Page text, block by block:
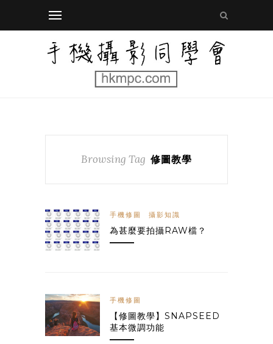
Browsing Tag 修圖教學
手機修圖 攝影知識
為甚麼要拍攝RAW檔？
手機修圖
【修圖教學】SNAPSEED
基本微調功能